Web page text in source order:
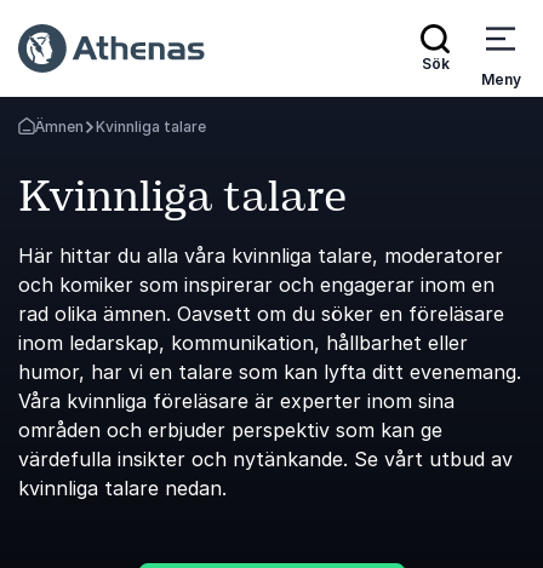
Sök
Meny
Gå tillbaka till startsidan
Ämnen Kvinnliga talare
Kvinnliga talare
Här hittar du alla våra kvinnliga talare, moderatorer
och komiker som inspirerar och engagerar inom en
rad olika ämnen. Oavsett om du söker en föreläsare
inom ledarskap, kommunikation, hållbarhet eller
humor, har vi en talare som kan lyfta ditt evenemang.
Våra kvinnliga föreläsare är experter inom sina
områden och erbjuder perspektiv som kan ge
värdefulla insikter och nytänkande. Se vårt utbud av
kvinnliga talare nedan.